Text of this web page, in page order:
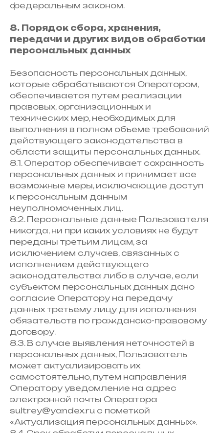
федеральным законом.
8. Порядок сбора, хранения,
передачи и других видов обработки
персональных данных
Безопасность персональных данных,
которые обрабатываются Оператором,
обеспечивается путем реализации
правовых, организационных и
технических мер, необходимых для
выполнения в полном объеме требований
действующего законодательства в
области защиты персональных данных.
8.1. Оператор обеспечивает сохранность
персональных данных и принимает все
возможные меры, исключающие доступ
к персональным данным
неуполномоченных лиц.
8.2. Персональные данные Пользователя
никогда, ни при каких условиях не будут
переданы третьим лицам, за
исключением случаев, связанных с
исполнением действующего
законодательства либо в случае, если
субъектом персональных данных дано
согласие Оператору на передачу
данных третьему лицу для исполнения
обязательств по гражданско-правовому
договору.
8.3. В случае выявления неточностей в
персональных данных, Пользователь
может актуализировать их
самостоятельно, путем направления
Оператору уведомление на адрес
электронной почты Оператора
sultrey@yandex.ru с пометкой
«Актуализация персональных данных».